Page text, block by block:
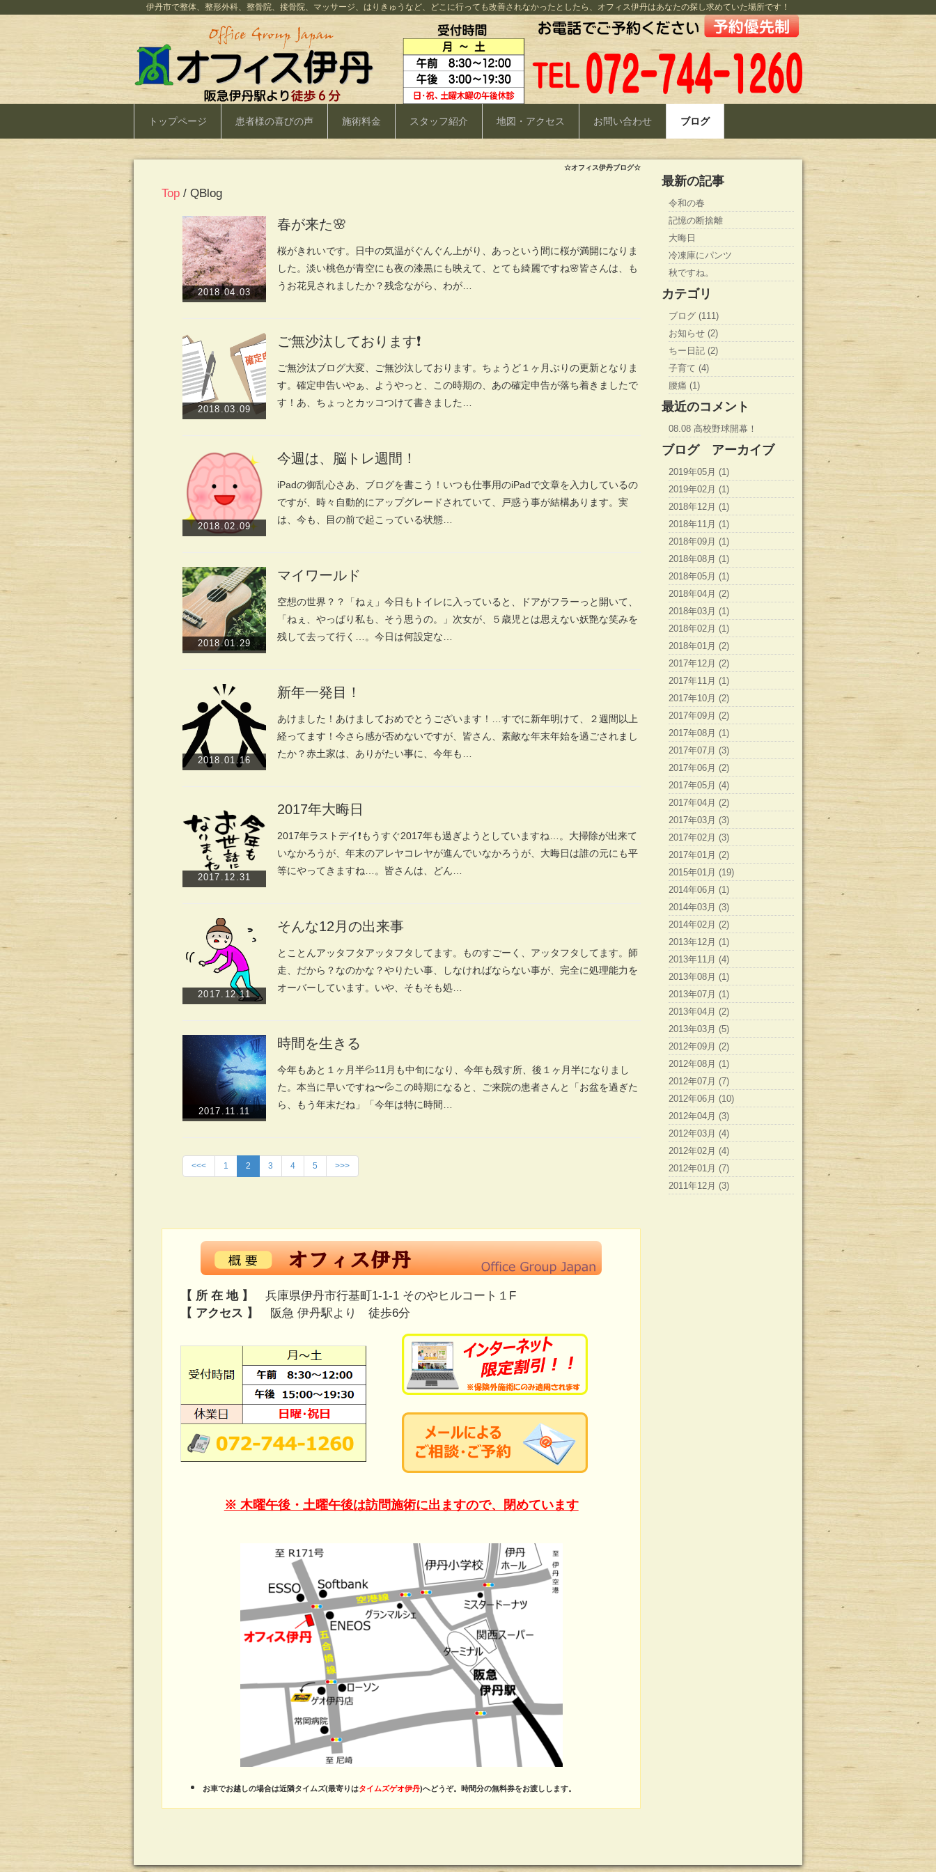
伊丹市で整体、整形外科、整骨院、接骨院、マッサージ、はりきゅうなど、どこに行っても改善されなかったとしたら、オフィス伊丹はあなたの探し求めていた場所です！
トップページ 患者様の喜びの声 施術料金 スタッフ紹介 地図・アクセス お問い合わせ ブログ
☆オフィス伊丹ブログ☆
Top / QBlog
2018.04.03
春が来た🌸
桜がきれいです。日中の気温がぐんぐん上がり、あっという間に桜が満開になりま
した。淡い桃色が青空にも夜の漆黒にも映えて、とても綺麗ですね🌸皆さんは、も
うお花見されましたか？残念ながら、わが…
2018.03.09
ご無沙汰しております❗️
ご無沙汰ブログ大変、ご無沙汰しております。ちょうど１ヶ月ぶりの更新となりま
す。確定申告いやぁ、ようやっと、この時期の、あの確定申告が落ち着きましたで
す！あ、ちょっとカッコつけて書きました…
2018.02.09
今週は、脳トレ週間！
iPadの御乱心さあ、ブログを書こう！いつも仕事用のiPadで文章を入力しているの
ですが、時々自動的にアップグレードされていて、戸惑う事が結構あります。実
は、今も、目の前で起こっている状態…
2018.01.29
マイワールド
空想の世界？？「ねぇ」今日もトイレに入っていると、ドアがフラーっと開いて、
「ねぇ、やっぱり私も、そう思うの。」次女が、５歳児とは思えない妖艶な笑みを
残して去って行く…。今日は何設定な…
2018.01.16
新年一発目！
あけました！あけましておめでとうございます！…すでに新年明けて、２週間以上
経ってます！今さら感が否めないですが、皆さん、素敵な年末年始を過ごされまし
たか？赤土家は、ありがたい事に、今年も…
2017.12.31
2017年大晦日
2017年ラストデイ❗️もうすぐ2017年も過ぎようとしていますね…。大掃除が出来て
いなかろうが、年末のアレヤコレヤが進んでいなかろうが、大晦日は誰の元にも平
等にやってきますね…。皆さんは、どん…
2017.12.11
そんな12月の出来事
とことんアッタフタアッタフタしてます。ものすごーく、アッタフタしてます。師
走、だから？なのかな？やりたい事、しなければならない事が、完全に処理能力を
オーバーしています。いや、そもそも処…
2017.11.11
時間を生きる
今年もあと１ヶ月半💦11月も中旬になり、今年も残す所、後１ヶ月半になりまし
た。本当に早いですね〜💦この時期になると、ご来院の患者さんと「お盆を過ぎた
ら、もう年末だね」「今年は特に時間…
<<< 1 2 3 4 5 >>>
【 所 在 地 】
兵庫県伊丹市行基町1-1-1 そのやヒルコート１F
【 アクセス 】
阪急 伊丹駅より 徒歩6分
※ 木曜午後・土曜午後は訪問施術に出ますので、閉めています
お車でお越しの場合は近隣タイムズ(最寄りはタイムズゲオ伊丹)へどうぞ。時間分の無料券をお渡しします。
最新の記事
令和の春
記憶の断捨離
大晦日
冷凍庫にパンツ
秋ですね。
カテゴリ
ブログ (111)
お知らせ (2)
ちー日記 (2)
子育て (4)
腰痛 (1)
最近のコメント
08.08 高校野球開幕！
ブログ アーカイブ
2019年05月 (1)
2019年02月 (1)
2018年12月 (1)
2018年11月 (1)
2018年09月 (1)
2018年08月 (1)
2018年05月 (1)
2018年04月 (2)
2018年03月 (1)
2018年02月 (1)
2018年01月 (2)
2017年12月 (2)
2017年11月 (1)
2017年10月 (2)
2017年09月 (2)
2017年08月 (1)
2017年07月 (3)
2017年06月 (2)
2017年05月 (4)
2017年04月 (2)
2017年03月 (3)
2017年02月 (3)
2017年01月 (2)
2015年01月 (19)
2014年06月 (1)
2014年03月 (3)
2014年02月 (2)
2013年12月 (1)
2013年11月 (4)
2013年08月 (1)
2013年07月 (1)
2013年04月 (2)
2013年03月 (5)
2012年09月 (2)
2012年08月 (1)
2012年07月 (7)
2012年06月 (10)
2012年04月 (3)
2012年03月 (4)
2012年02月 (4)
2012年01月 (7)
2011年12月 (3)